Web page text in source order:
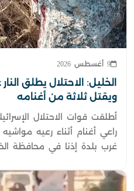
9 أغسطس 2026
الخليل: الاحتلال يطلق
ويقتل ثلاثة من أغنامه
أطلقت قوات الاحتلال
راعي أغنام أثناء رعيه
غرب بلدة إذنا في محافظة